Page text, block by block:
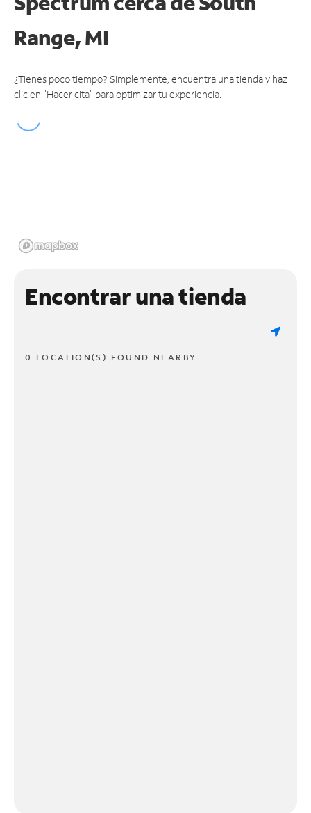
Range, MI
¿Tienes poco tiempo? Simplemente, encuentra una tienda y haz
clic en "Hacer cita" para optimizar tu experiencia.
Encontrar una tienda
0 LOCATION(S) FOUND NEARBY